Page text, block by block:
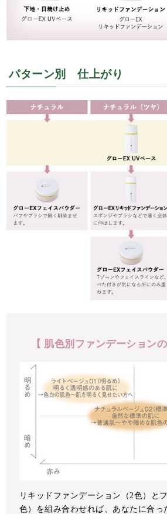
パターン別 仕上がり
【 肌色別ファンデーション
リキッドファンデーション（2色）と
色）を組み合わせれば、あなたに合っ